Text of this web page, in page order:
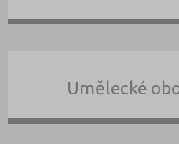
Umělecké